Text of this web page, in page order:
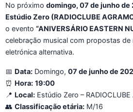
No próximo domingo, 07 de junho de
Estúdio Zero (RADIOCLUBE
o evento “ANIVERSÁRIO EASTERN
celebração musical com propostas de
eletrónica alternativa.
📅 Data: Domingo, 07 de junho de
⏰ Hora: 19:00
📍 Local: Estúdio Zero –
👥 Classificação etária: M/16